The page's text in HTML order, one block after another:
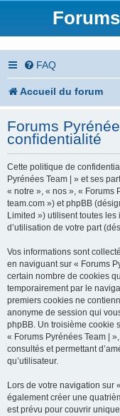
FAQ
Accueil du forum
Forums
confidentialité
Cette politique de
Pyrénées Team | » et ses
« notre », « nos », « Forums
team.com ») et phpBB
Limited ») utilisent toutes
d’utilisation de votre part
Vos informations sont
en naviguant sur « Forums
certain nombre de cookies
temporairement par le
premiers cookies ne
anonyme de session qui
phpBB. Un troisième cookie
« Forums Pyrénées Team |
consultés et permettant
qu’utilisateur.
Lors de votre navigation sur
également créer une
est prévu pour couvrir